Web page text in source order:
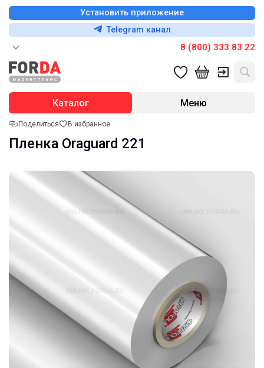
Установить приложение
Telegram канал
8 (800) 333 83 22
Каталог Меню
Поделиться В избранное
Пленка Oraguard 221